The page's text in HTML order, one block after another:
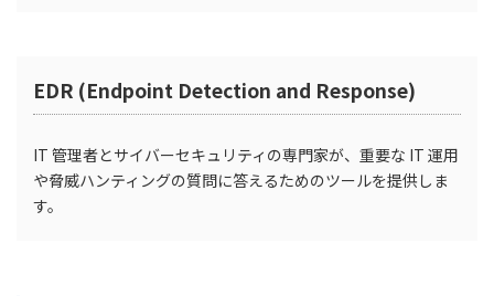
EDR (Endpoint Detection and Response)
IT 管理者とサイバーセキュリティの専門家が、重要な IT 運用
や脅威ハンティングの質問に答えるためのツールを提供しま
す。